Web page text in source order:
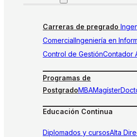
Carreras de pregrado
ComercialIngeniería en
Control de GestiónContador
Programas de
PostgradoMBAMagíster
Educación Continua
Diplomados y cursosAlta